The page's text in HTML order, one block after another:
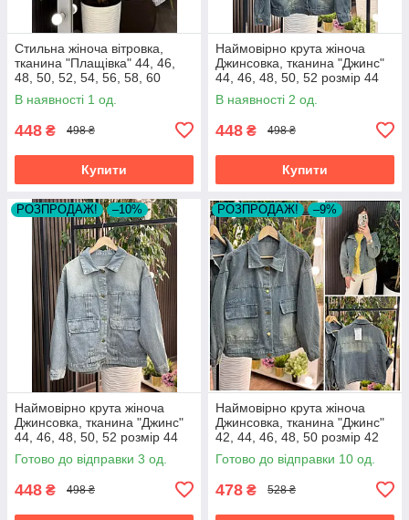
Стильна жіноча вітровка,
тканина "Плащівка" 44, 46,
48, 50, 52, 54, 56, 58, 60
розмір 44
В наявності 1 од.
448 ₴ 498 ₴
Купити
Наймовірно крута жіноча
Джинсовка, тканина "Джинс"
44, 46, 48, 50, 52 розмір 44
В наявності 2 од.
448 ₴ 498 ₴
Купити
РОЗПРОДАЖ! –10%
Наймовірно крута жіноча
Джинсовка, тканина "Джинс"
44, 46, 48, 50, 52 розмір 44
Готово до відправки 3 од.
448 ₴ 498 ₴
РОЗПРОДАЖ! –9%
Наймовірно крута жіноча
Джинсовка, тканина "Джинс"
42, 44, 46, 48, 50 розмір 42
Готово до відправки 10 од.
478 ₴ 528 ₴